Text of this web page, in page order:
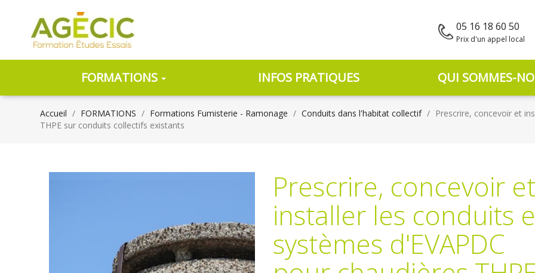
05 16 18 60 50
Prix d'un appel local
FORMATIONS INFOS PRATIQUES QUI SOMMES-
Accueil FORMATIONS Formations Fumisterie - Ramonage Conduits dans l'habitat collectif
Prescrire, concevoir et
THPE sur conduits collectifs existants
Prescrire, concevoir et
installer les conduits
systèmes d'EVAPDC